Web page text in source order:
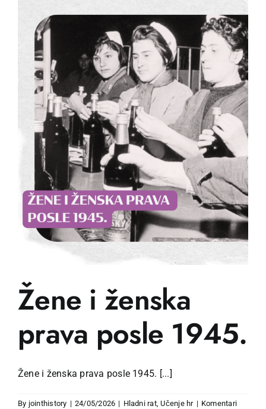
Žene i ženska
prava posle 1945.
Žene i ženska prava posle 1945. [...]
By jointhistory | 24/05/2026 | Hladni rat,Učenje hr | Komentari